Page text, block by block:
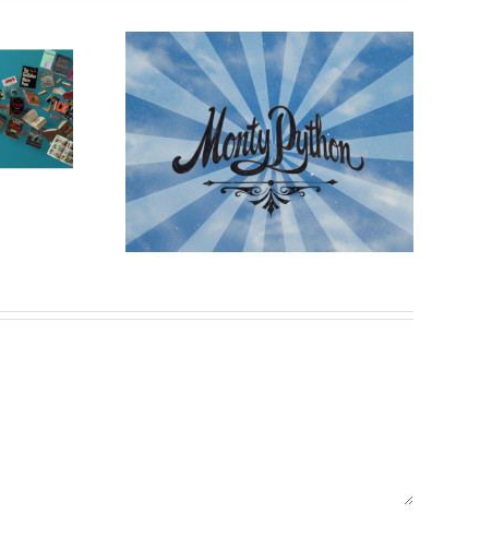
Monty Python